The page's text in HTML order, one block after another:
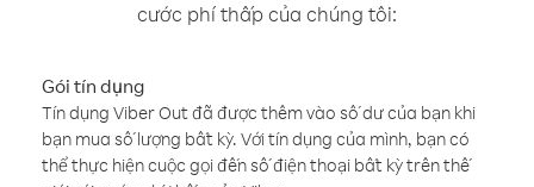
cước phí thấp của chúng tôi:
Gói tín dụng
Tín dụng Viber Out đã được thêm vào số dư của bạn khi
bạn mua số lượng bất kỳ. Với tín dụng của mình, bạn có
thể thực hiện cuộc gọi đến số điện thoại bất kỳ trên thế